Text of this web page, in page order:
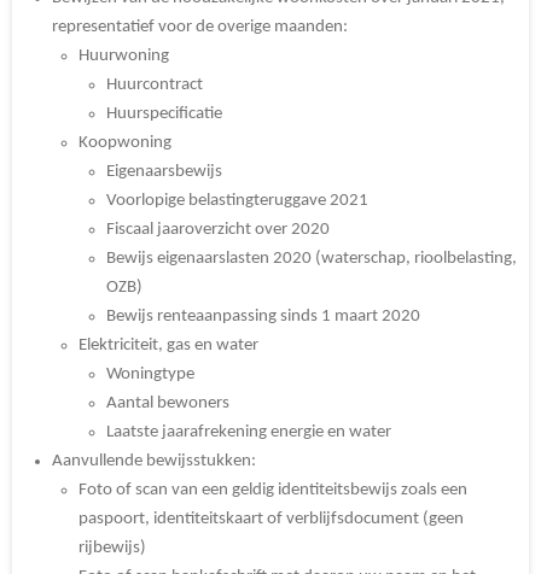
representatief voor de overige maanden:
Huurwoning
Huurcontract
Huurspecificatie
Koopwoning
Eigenaarsbewijs
Voorlopige belastingteruggave 2021
Fiscaal jaaroverzicht over 2020
Bewijs eigenaarslasten 2020 (waterschap, rioolbelasting,
OZB)
Bewijs renteaanpassing sinds 1 maart 2020
Elektriciteit, gas en water
Woningtype
Aantal bewoners
Laatste jaarafrekening energie en water
Aanvullende bewijsstukken:
Foto of scan van een geldig identiteitsbewijs zoals een
paspoort, identiteitskaart of verblijfsdocument (geen
rijbewijs)